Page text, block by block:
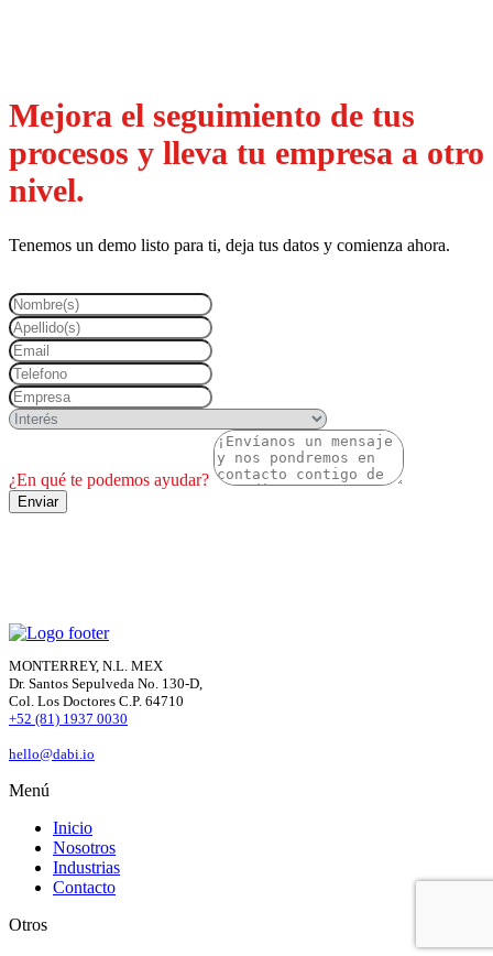
Mejora el seguimiento de tus
procesos y lleva tu empresa a otro
nivel.
Tenemos un demo listo para ti, deja tus datos y comienza ahora.
¿En qué te podemos ayudar?
Enviar
MONTERREY, N.L. MEX
Dr. Santos Sepulveda No. 130-D,
Col. Los Doctores C.P. 64710
+52 (81) 1937 0030
hello@dabi.io
Menú
Inicio
Nosotros
Industrias
Contacto
Otros